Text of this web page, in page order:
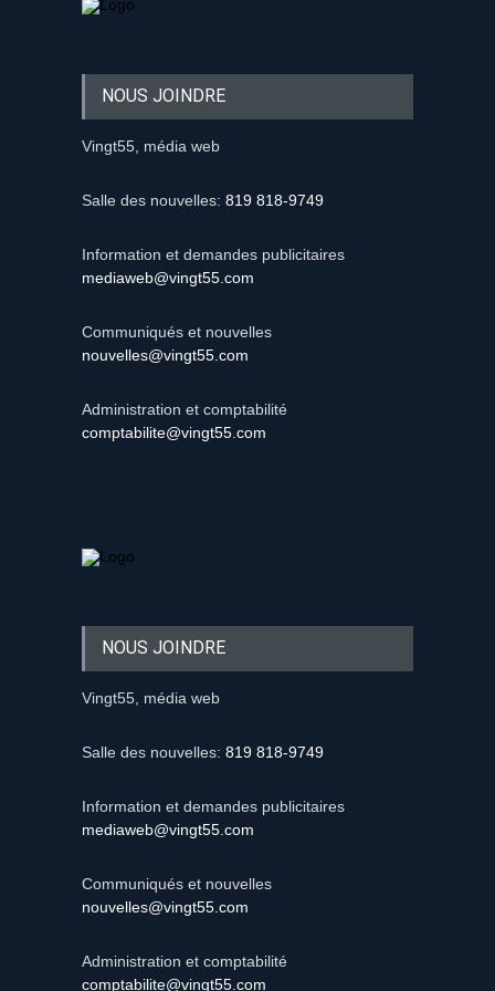
NOUS JOINDRE
Vingt55, média web
Salle des nouvelles: 819 818-9749
Information et demandes publicitaires
mediaweb@vingt55.com
Communiqués et nouvelles
nouvelles@vingt55.com
Administration et comptabilité
comptabilite@vingt55.com
NOUS JOINDRE
Vingt55, média web
Salle des nouvelles: 819 818-9749
Information et demandes publicitaires
mediaweb@vingt55.com
Communiqués et nouvelles
nouvelles@vingt55.com
Administration et comptabilité
comptabilite@vingt55.com